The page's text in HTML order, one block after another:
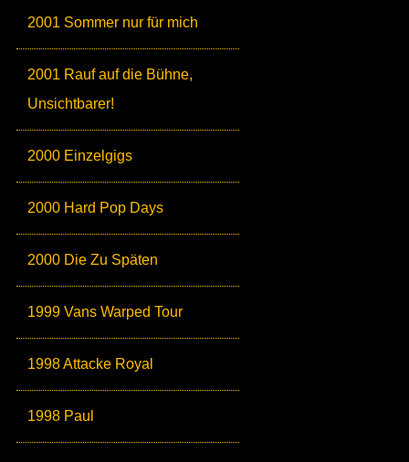
2001 Sommer nur für mich
2001 Rauf auf die Bühne,
Unsichtbarer!
2000 Einzelgigs
2000 Hard Pop Days
2000 Die Zu Späten
1999 Vans Warped Tour
1998 Attacke Royal
1998 Paul